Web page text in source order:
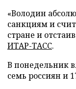
«Володин
санкциям и
стране и
ИТАР-ТАСС.
В понедельник
семь россиян и